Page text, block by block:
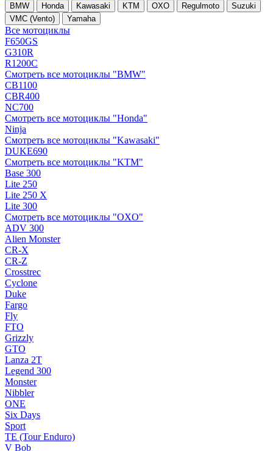
BMW Honda Kawasaki KTM OXO Regulmoto
Suzuki
VMC (Vento)
Yamaha
Все мотоциклы
F650GS
G310R
R1200C
Смотреть все мотоциклы "BMW"
CB1100
CBR400
NC700
Смотреть все мотоциклы "Honda"
Ninja
Смотреть все мотоциклы "Kawasaki"
DUKE690
Смотреть все мотоциклы "KTM"
Base 300
Lite 250
Lite 250 X
Lite 300
Смотреть все мотоциклы "OXO"
ADV 300
Alien Monster
CR-X
CR-Z
Crosstrec
Cyclone
Duke
Fargo
Fly
FTO
Grizzly
GTO
Lanza 2T
Legend 300
Monster
Nibbler
ONE
Six Days
Sport
TE (Tour Enduro)
V Bob